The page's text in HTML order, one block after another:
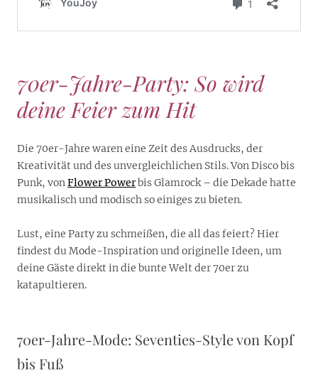
70er-Jahre-Party: So wird
deine Feier zum Hit
Die 70er-Jahre waren eine Zeit des Ausdrucks, der
Kreativität und des unvergleichlichen Stils. Von Disco bis
Punk, vonFlower Powerbis Glamrock – die Dekade hatte
musikalisch und modisch so einiges zu bieten.
Lust, eine Party zu schmeißen, die all das feiert? Hier
findest du Mode-Inspiration und originelle Ideen, um
deine Gäste direkt in die bunte Welt der 70er zu
katapultieren.
70er-Jahre-Mode: Seventies-Style von Kopf
bis Fuß